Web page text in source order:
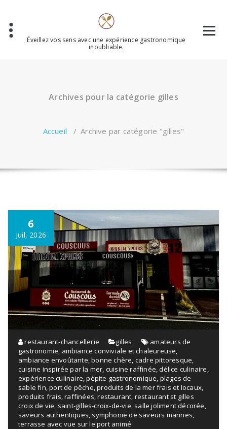
contenu
Éveillez vos sens avec une expérience gastronomique
inoubliable.
Archives pour la catégorie gilles
Accueil /Archive par catégorie "gilles"
6
Juil, 2026
restaurant-chancellerie gilles
amateurs de
gastronomie, ambiance conviviale et chaleureuse,
ambiance envoûtante,bonne chère, cadre pittoresque,
cuisine inspirée par la mer, cuisine raffinée,délice culinaire,
expérience culinaire,pépite gastronomique, plages de
sable fin,port de pêche,produits de la mer frais et locaux,
produits frais,raffinées,restaurant, restaurant st gilles
croix de vie, saint-gilles-croix-de-vie, salle joliment décorée,
saveurs authentiques, symphonie de saveurs marines,
terrasse avec vue sur le port animé